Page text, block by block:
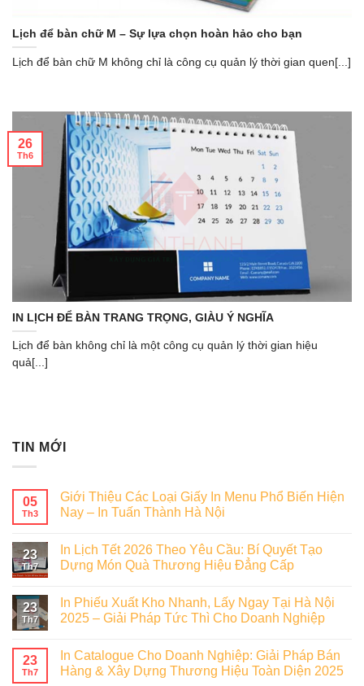
Lịch để bàn chữ M – Sự lựa chọn hoàn hảo cho bạn
Lịch để bàn chữ M không chỉ là công cụ quản lý thời gian quen[...]
IN LỊCH ĐỂ BÀN TRANG TRỌNG, GIÀU Ý NGHĨA
Lịch để bàn không chỉ là một công cụ quản lý thời gian hiệu
quả[...]
26
Th6
TIN MỚI
05
Th3
Giới Thiệu Các Loại Giấy In Menu Phổ Biến Hiện
Nay – In Tuấn Thành Hà Nội
23
Th7
In Lịch Tết 2026 Theo Yêu Cầu: Bí Quyết Tạo
Dựng Món Quà Thương Hiệu Đẳng Cấp
23
Th7
In Phiếu Xuất Kho Nhanh, Lấy Ngay Tại Hà Nội
2025 – Giải Pháp Tức Thì Cho Doanh Nghiệp
23
Th7
In Catalogue Cho Doanh Nghiệp: Giải Pháp Bán
Hàng & Xây Dựng Thương Hiệu Toàn Diện 2025